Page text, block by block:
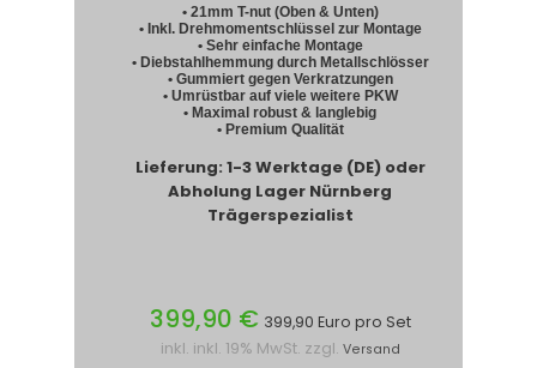
• 21mm T-nut (Oben & Unten)
• Inkl. Drehmomentschlüssel zur Montage
• Sehr einfache Montage
• Diebstahlhemmung durch Metallschlösser
• Gummiert gegen Verkratzungen
• Umrüstbar auf viele weitere PKW
• Maximal robust & langlebig
• Premium Qualität
Lieferung: 1-3 Werktage (DE) oder
Abholung Lager Nürnberg
Trägerspezialist
399,90 € 399,90 Euro pro Set
inkl. inkl. 19% MwSt. zzgl. Versand